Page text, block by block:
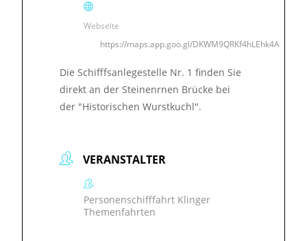
Webseite
https://maps.app.goo.gl/DKWM9QRKf4hLEhk4A
Die Schifffsanlegestelle Nr. 1 finden Sie
direkt an der Steinenrnen Brücke bei
der "Historischen Wurstkuchl".
VERANSTALTER
Personenschifffahrt Klinger
Themenfahrten